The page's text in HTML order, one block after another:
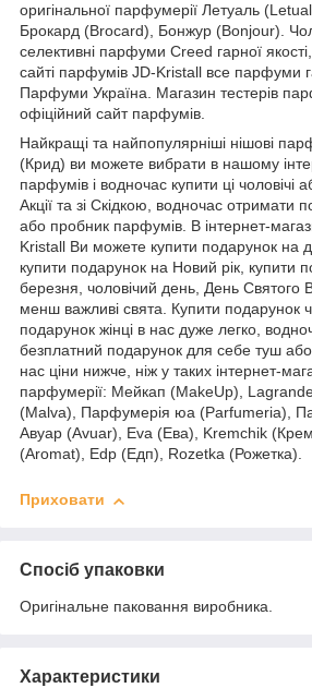
оригінальної парфумерії Летуаль
Брокард (Brocard), Бонжур (Bonjour).
селективні парфуми Creed гарної
сайті парфумів JD-Kristall все парфуми
Парфуми Україна. Магазин тестерів
офіційний сайт парфумів.
Найкращі та найпопулярніші нішові
(Крид) ви можете вибрати в нашому
парфумів і водночас купити ці чоловічі
Акції та зі Скідкою, водночас отримати
або пробник парфумів. В інтернет-
Kristall Ви можете купити подарунок на
купити подарунок на Новий рік, купити
березня, чоловічий день, День Святого
менш важливі свята. Купити подарунок
подарунок жінці в нас дуже легко,
безплатний подарунок для себе туш
нас ціни нижче, ніж у таких інтернет-
парфумерії: Мейкап (MakeUp),
(Malva), Парфумерія юа (Parfumeria),
Авуар (Avuar), Eva (Ева), Kremchik
(Aromat), Edp (Едп), Rozetka (Рожетка).
Приховати
Спосіб упаковки
Оригінальне паковання виробника.
Характеристики